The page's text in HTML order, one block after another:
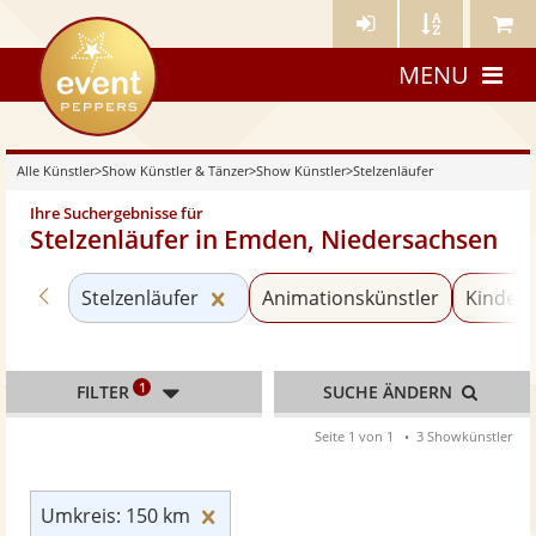
Künstler- Künstler Meine
eventpeppers
MENU
Alle Künstler>Show Künstler & Tänzer>Show Künstler>Stelzenläufer
Ihre Suchergebnisse für
Stelzenläufer in Emden, Niedersachsen
Zurück zu «Show Künstler»
Stelzenläufer Kategorie «Stelzenläufer»
Animationskünstler
Umkreis: 150 km
FILTER 1 SUCHE ÄNDERN
Seite 1 von 1 3 Showkünstler